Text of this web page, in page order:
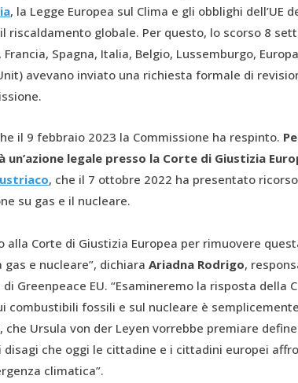
, la Legge Europea sul Clima e gli obblighi dell’UE
riscaldamento globale. Per questo, lo scorso 8
Francia, Spagna, Italia, Belgio, Lussemburgo,
avevano inviato una richiesta formale di
il 9 febbraio 2023 la Commissione ha respinto.
un’azione legale presso la Corte di Giustizia
, che il 7 ottobre 2022 ha presentato
su gas e il nucleare.
alla Corte di Giustizia Europea per rimuovere
e nucleare”, dichiara Ariadna Rodrigo,
Greenpeace EU. “Esamineremo la risposta della
combustibili fossili e sul nucleare è semplicemente
che Ursula von der Leyen vorrebbe premiare
disagi che oggi le cittadine e i cittadini europei
climatica”.